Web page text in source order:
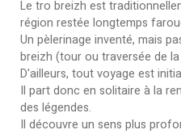
Le tro breizh est
région restée longtemps
Un pèlerinage inventé, mais
breizh (tour ou traversée de
D'ailleurs, tout voyage est
Il part donc en solitaire à la
des légendes.
Il découvre un sens plus